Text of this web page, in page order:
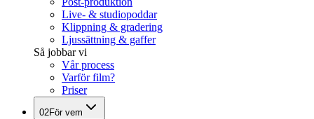
Live- & studiopoddar
Klippning & gradering
Ljussättning & gaffer
Så jobbar vi
Vår process
Varför film?
Priser
02För vem